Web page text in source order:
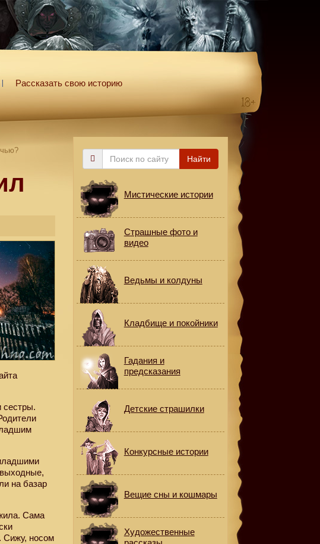
Рассказать свою историю
сестры.
на базар
Сама
Сижу, носом
Поиск
Найти
Мистические истории
Страшные фото и
видео
Ведьмы и колдуны
Кладбище и покойники
Гадания и
предсказания
Детские страшилки
Конкурсные истории
Вещие сны и кошмары
Художественные